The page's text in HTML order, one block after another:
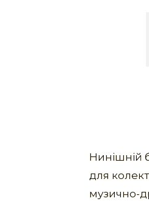
Нинішній
для
музично-